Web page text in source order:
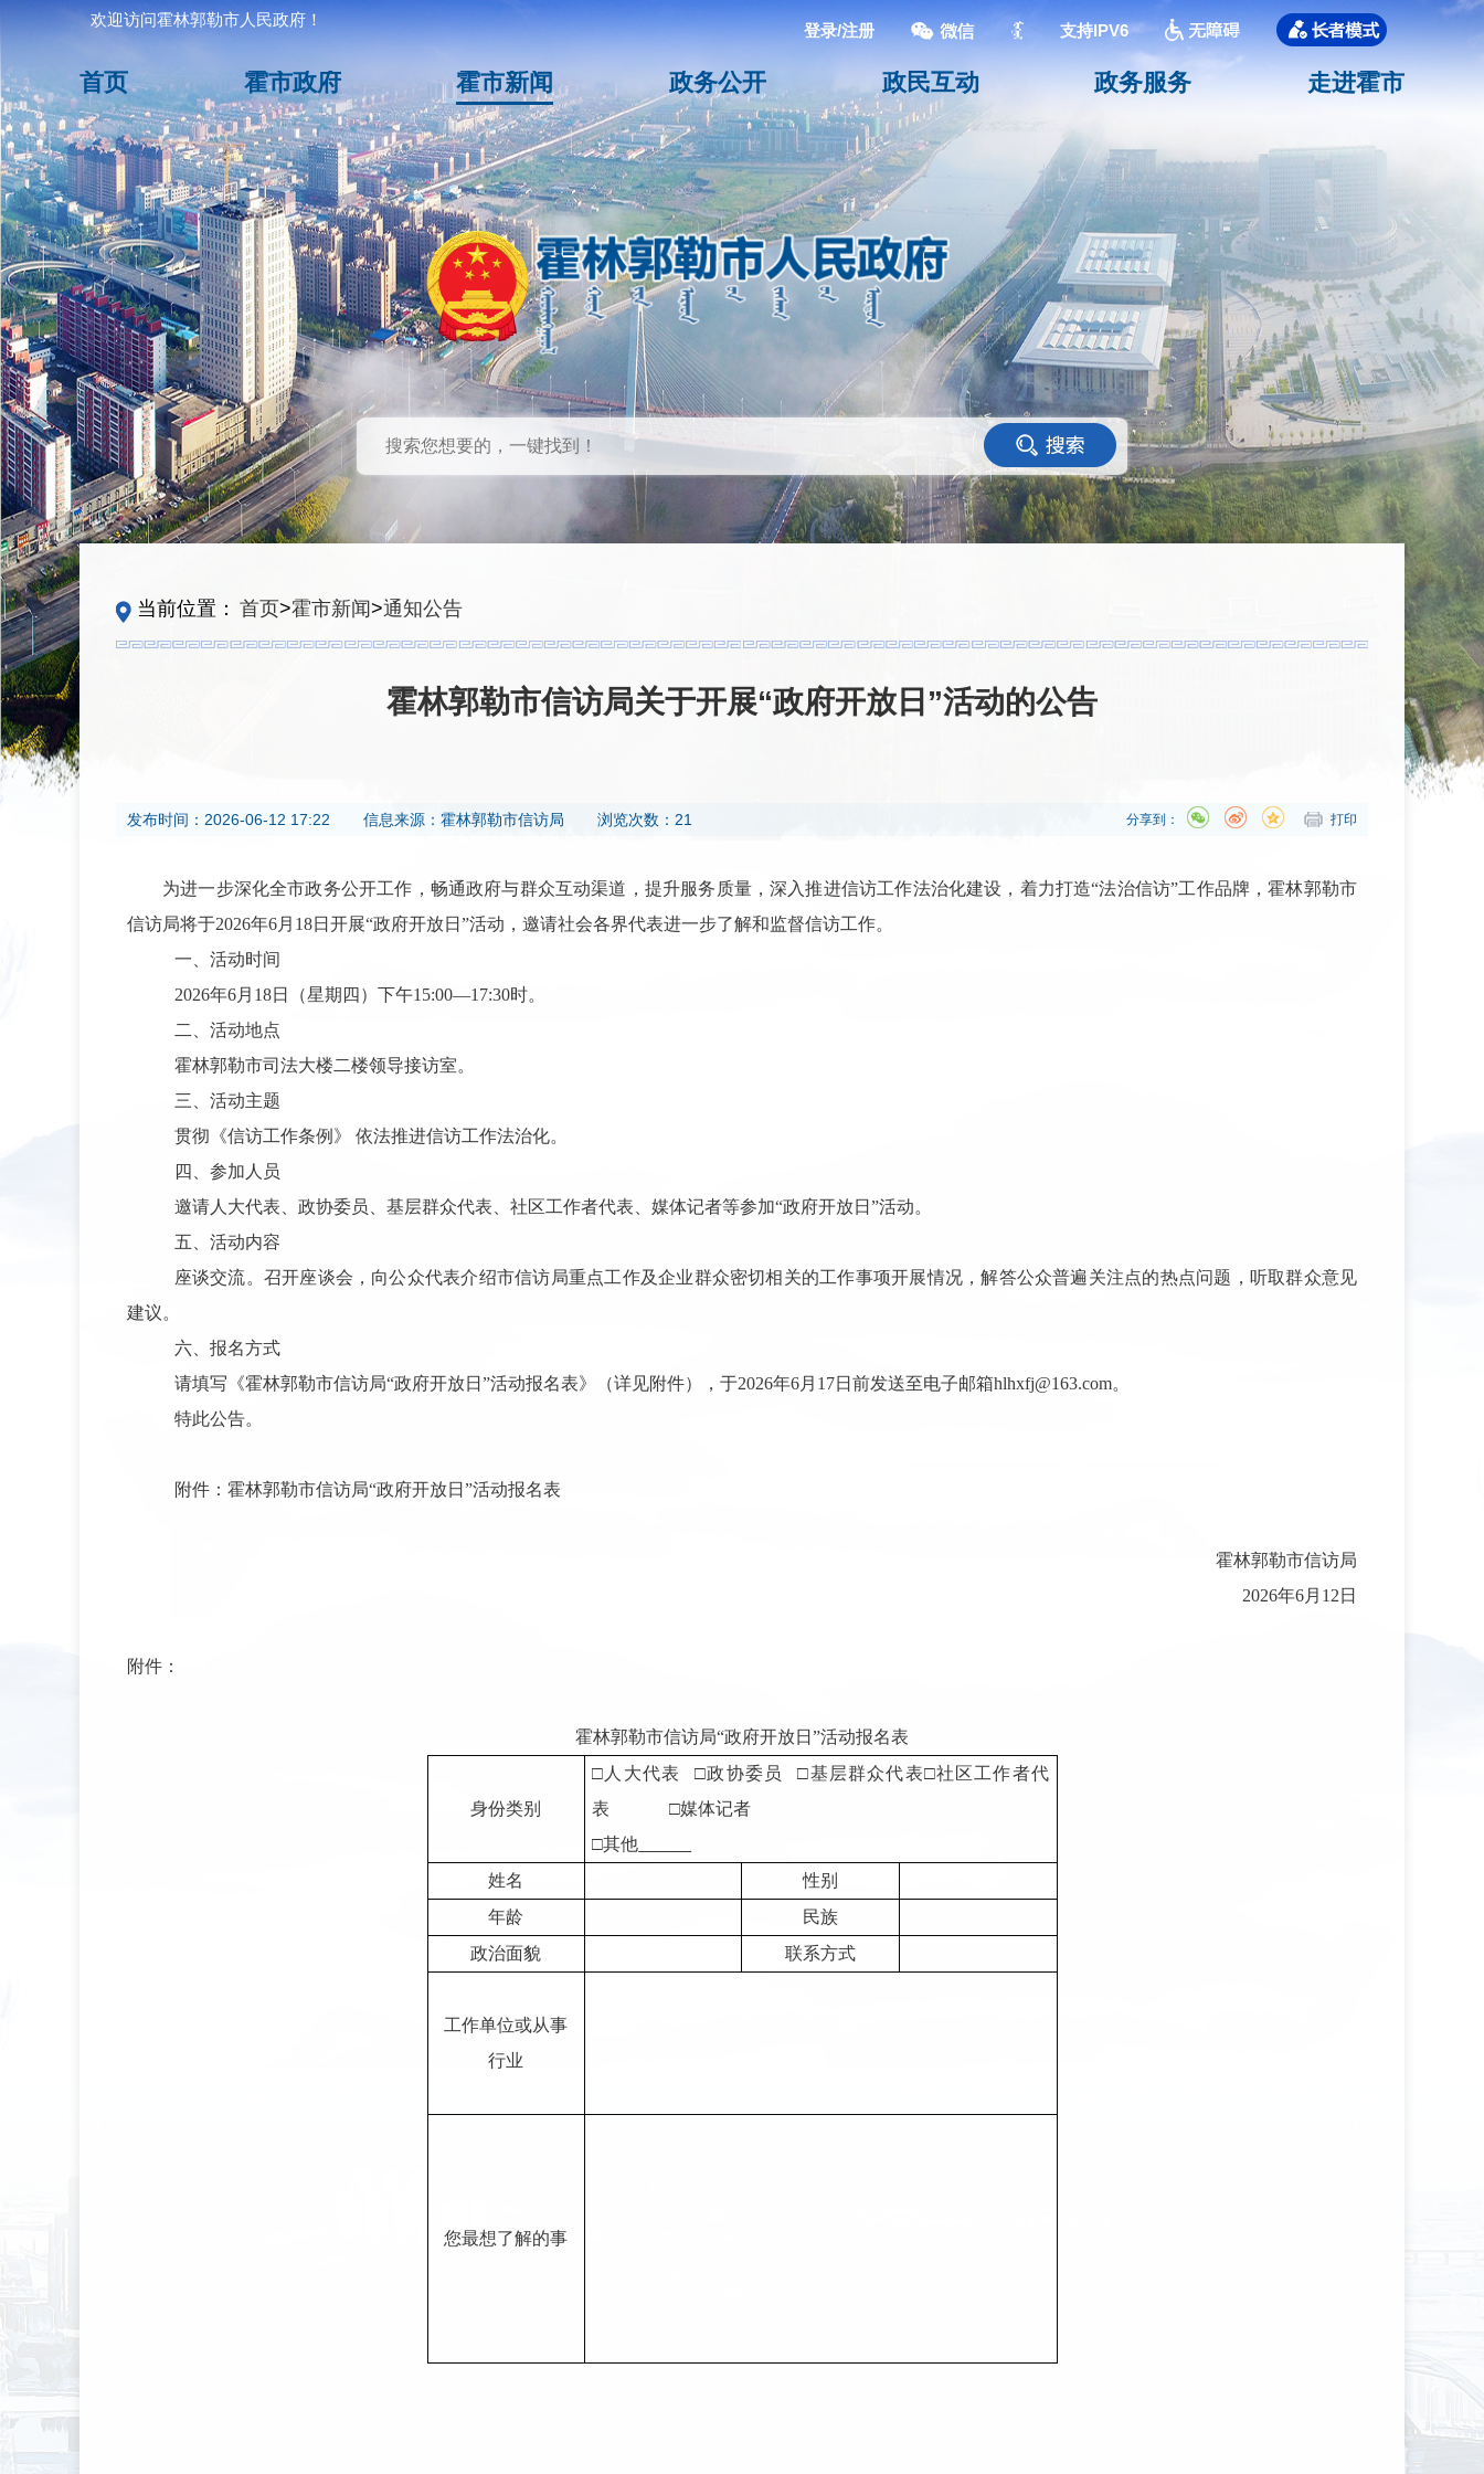
欢迎访问霍林郭勒市人民政府！
登录/注册 支持IPV6
首页 霍市政府 霍市新闻 政务公开 政民互动 政务服务 走进霍市
<
当前位置： 首页>霍市新闻>通知公告
霍林郭勒市信访局关于开展“政府开放日”活动的公告
发布时间： 2026-06-12 17:22 信息来源： 霍林郭勒市信访局 浏览次数：21 打印
分享到：
为进一步深化全市政务公开工作，畅通政府与群众互动渠道，提升服务质量，深入推进信访工作法治化建设，着力打造“法治信访”工作品牌，霍林郭勒市
信访局将于2026年6月18日开展“政府开放日”活动，邀请社会各界代表进一步了解和监督信访工作。
一、活动时间
2026年6月18日（星期四）下午15:00—17:30时。
二、活动地点
霍林郭勒市司法大楼二楼领导接访室。
三、活动主题
贯彻《信访工作条例》 依法推进信访工作法治化。
四、参加人员
邀请人大代表、政协委员、基层群众代表、社区工作者代表、媒体记者等参加“政府开放日”活动。
五、活动内容
座谈交流。召开座谈会，向公众代表介绍市信访局重点工作及企业群众密切相关的工作事项开展情况，解答公众普遍关注点的热点问题，听取群众意见
建议。
六、报名方式
请填写《霍林郭勒市信访局“政府开放日”活动报名表》（详见附件），于2026年6月17日前发送至电子邮箱hlhxfj@163.com。
特此公告。
附件：霍林郭勒市信访局“政府开放日”活动报名表
霍林郭勒市信访局
2026年6月12日
附件：
霍林郭勒市信访局“政府开放日”活动报名表
身份类别
□人大代表 □政协委员 □基层群众代表□社区工作者代
表
□媒体记者
□其他
姓名
性别
年龄
民族
政治面貌
联系方式
工作单位或从事
行业
您最想了解的事